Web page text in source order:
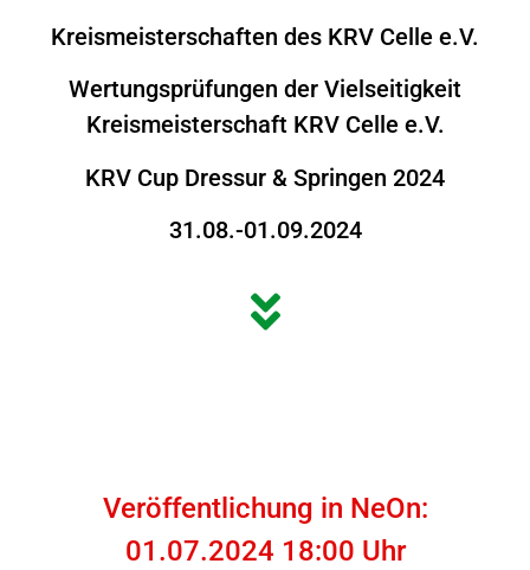
Kreismeisterschaften des KRV Celle e.V.
Wertungsprüfungen der Vielseitigkeit
Kreismeisterschaft KRV Celle e.V.
KRV Cup Dressur & Springen 2024
31.08.-01.09.2024
Veröffentlichung in NeOn:
01.07.2024 18:00 Uhr